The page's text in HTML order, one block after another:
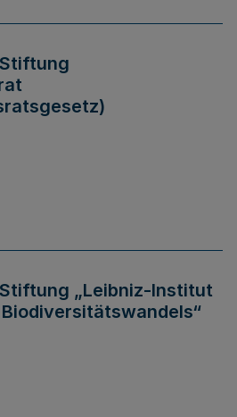
„Leibniz-Institut